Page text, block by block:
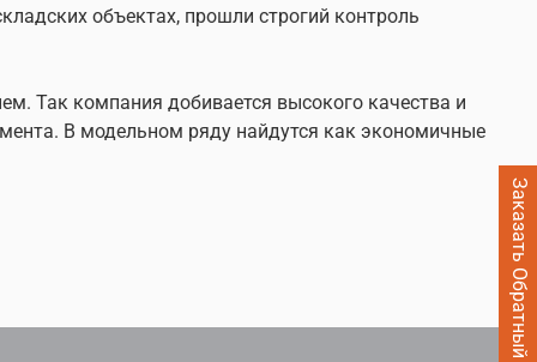
Заказать Обратный звонок
нагрузок.
объектах, прошли строгий контроль
Так компания добивается высокого качества и
В модельном ряду найдутся как экономичные